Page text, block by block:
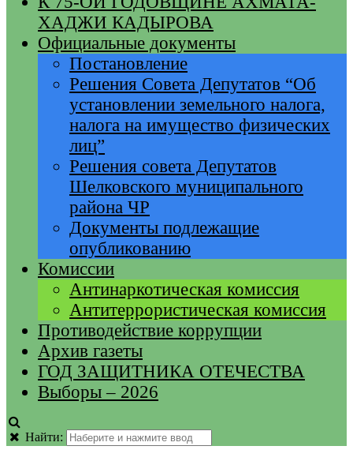
ХАДЖИ КАДЫРОВА
Официальные документы
Постановление
Решения Совета Депутатов “Об
установлении земельного налога,
налога на имущество физических
лиц”
Решения совета Депутатов
Шелковского муниципального
района ЧР
Документы подлежащие
опубликованию
Комиссии
Антинаркотическая комиссия
Антитеррористическая комиссия
Противодействие коррупции
Архив газеты
ГОД ЗАЩИТНИКА ОТЕЧЕСТВА
Выборы – 2026
Найти: